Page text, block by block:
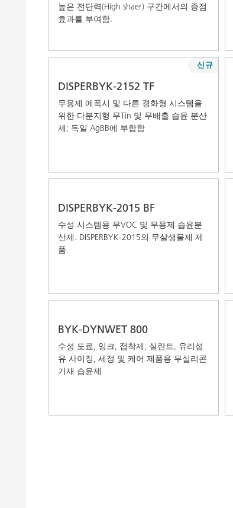
높은 전단력(High shaer) 구간에서의 증점
효과를 부여함.
DISPERBYK-2152 TF
무용제 에폭시 및 다른 경화형 시스템을
위한 다분지형 무Tin 및 무배출 습윤 분산
제; 독일 AgBB에 부합함
신규
DISPERBYK-2015 BF
수성 시스템용 무VOC 및 무용제 습윤분
산제. DISPERBYK-2015의 무살생물제 제
품.
BYK-DYNWET 800
수성 도료, 잉크, 접착제, 실란트, 유리섬
유 사이징, 세정 및 케어 제품용 무실리콘
기재 습윤제